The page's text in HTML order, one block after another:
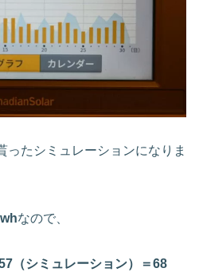
ったシミュレーションになりま
なので、
（シミュレーション）＝68